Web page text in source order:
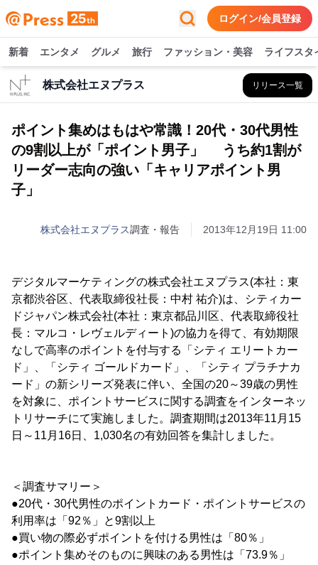
ログイン/会員登録
新着 エンタメ グルメ 旅行 ファッション・美容 ライフスタ
株式会社エヌプラス リリース一覧
ポイント集めはもはや常識！20代・30代男性
の9割以上が「ポイント男子」 うち約1割が
リーダー志向の強い「キャリアポイント男
子」
株式会社エヌプラス調査・報告 2013年12月19日 11:00
デジタルマーケティングの株式会社エヌプラス(本社：東
京都渋谷区、代表取締役社長：中村 祐介)は、シティカー
ドジャパン株式会社(本社：東京都品川区、代表取締役社
長：マルコ・レヴェルディート)の協力を得て、有効期限
なしで高率のポイントを付与する「シティ エリートカー
ド」、「シティ ゴールドカード」、「シティ プラチナカ
ード」の新シリーズ発表に伴い、全国の20～39歳の男性
を対象に、ポイントサービスに関する調査をインターネッ
トリサーチにて実施しました。調査期間は2013年11月15
日～11月16日、1,030名の有効回答を集計しました。
＜調査サマリー＞
●20代・30代男性のポイントカード・ポイントサービスの
利用率は「92％」と9割以上
●買い物の際必ずポイントを付ける男性は「80％」
●ポイント集めそのものに興味のある男性は「73.9％」